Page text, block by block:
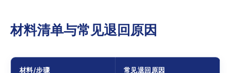
材料清单与常见退回原因
材料/步骤 常见退回原因